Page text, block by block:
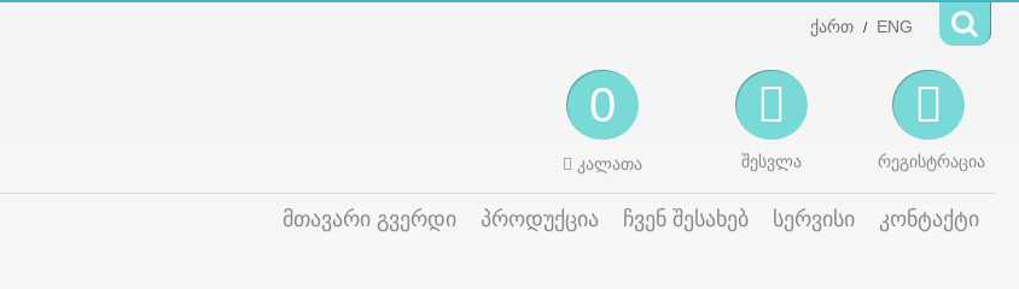
ქართ / ENG
რეგისტრაცია
შესვლა
0
კალათა
მთავარი გვერდი პროდუქცია ჩვენ შესახებ სერვისი კონტაქტი